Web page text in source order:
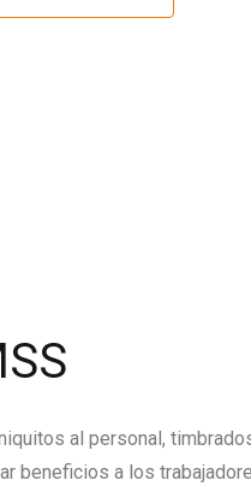
al personal,
beneficios a los